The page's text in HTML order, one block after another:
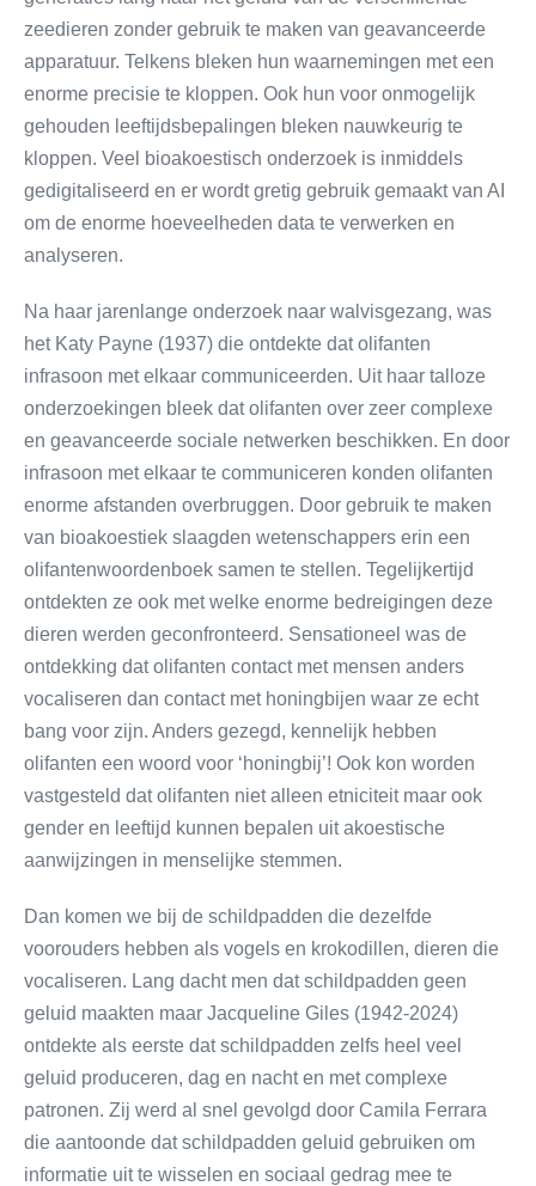
zeedieren zonder gebruik te maken van geavanceerde
apparatuur. Telkens bleken hun waarnemingen met een
enorme precisie te kloppen. Ook hun voor onmogelijk
gehouden leeftijdsbepalingen bleken nauwkeurig te
kloppen. Veel bioakoestisch onderzoek is inmiddels
gedigitaliseerd en er wordt gretig gebruik gemaakt van AI
om de enorme hoeveelheden data te verwerken en
analyseren.
Na haar jarenlange onderzoek naar walvisgezang, was
het Katy Payne (1937) die ontdekte dat olifanten
infrasoon met elkaar communiceerden. Uit haar talloze
onderzoekingen bleek dat olifanten over zeer complexe
en geavanceerde sociale netwerken beschikken. En door
infrasoon met elkaar te communiceren konden olifanten
enorme afstanden overbruggen. Door gebruik te maken
van bioakoestiek slaagden wetenschappers erin een
olifantenwoordenboek samen te stellen. Tegelijkertijd
ontdekten ze ook met welke enorme bedreigingen deze
dieren werden geconfronteerd. Sensationeel was de
ontdekking dat olifanten contact met mensen anders
vocaliseren dan contact met honingbijen waar ze echt
bang voor zijn. Anders gezegd, kennelijk hebben
olifanten een woord voor ‘honingbij’! Ook kon worden
vastgesteld dat olifanten niet alleen etniciteit maar ook
gender en leeftijd kunnen bepalen uit akoestische
aanwijzingen in menselijke stemmen.
Dan komen we bij de schildpadden die dezelfde
voorouders hebben als vogels en krokodillen, dieren die
vocaliseren. Lang dacht men dat schildpadden geen
geluid maakten maar Jacqueline Giles (1942-2024)
ontdekte als eerste dat schildpadden zelfs heel veel
geluid produceren, dag en nacht en met complexe
patronen. Zij werd al snel gevolgd door Camila Ferrara
die aantoonde dat schildpadden geluid gebruiken om
informatie uit te wisselen en sociaal gedrag mee te